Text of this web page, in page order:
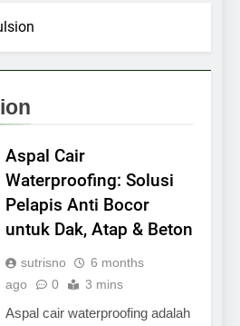
Aspal Cair
Waterproofing: Solusi
Pelapis Anti Bocor
untuk Dak, Atap & Beton
sutrisno
6 months
ago
0 3 mins
Aspal cair waterproofing adalah